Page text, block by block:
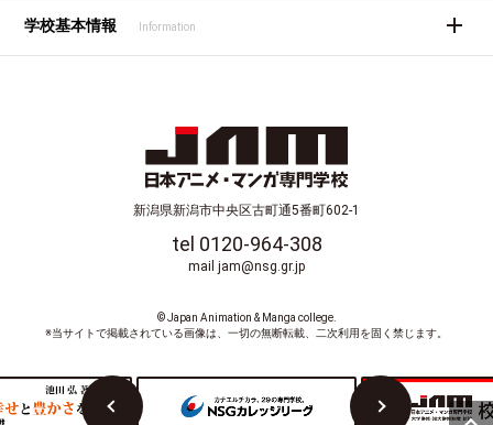
学校基本情報 Information
新潟県新潟市中央区古町通5番町602-1
tel 0120-964-308
mail jam@nsg.gr.jp
© Japan Animation & Manga college.
※当サイトで掲載されている画像は、一切の無断転載、二次利用を固く禁じます。